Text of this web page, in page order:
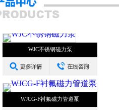
WJC不锈钢磁力泵
WJCG-F衬氟磁力管道泵